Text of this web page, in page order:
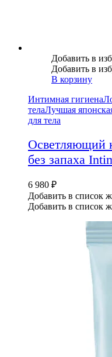
Добавить в
Добавить в
В корзину
Интимная гигиена
телаЛучшая
для тела
Осветляющий
без запаха
6 980 ₽
Добавить в список
Добавить в список